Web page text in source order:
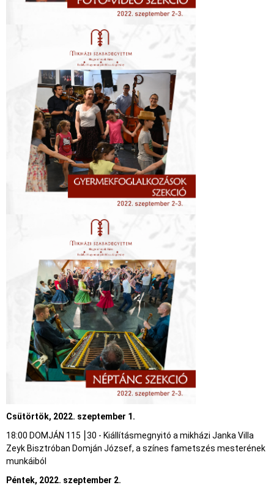
Csütörtök, 2022. szeptember 1.
18:00 DOMJÁN 115 ⎮30 - Kiállításmegnyitó a mikházi Janka Villa
Zeyk Bisztróban Domján József, a színes fametszés mesterének
munkáiból
Péntek, 2022. szeptember 2.